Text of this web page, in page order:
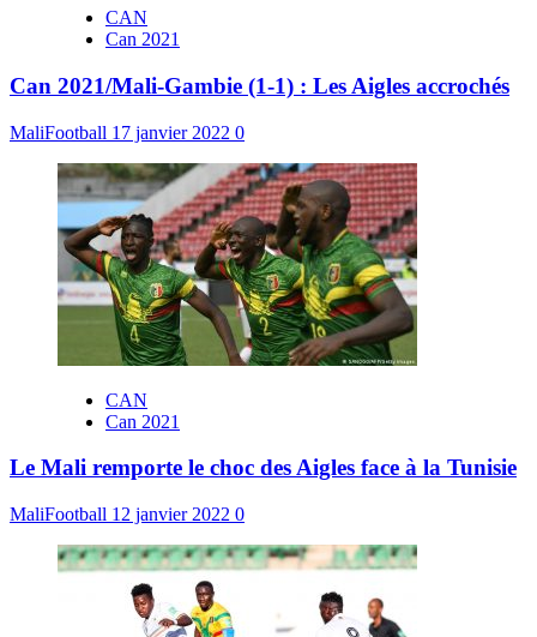
CAN
Can 2021
Can 2021/Mali-Gambie (1-1) : Les Aigles accrochés
MaliFootball 17 janvier 2022 0
CAN
Can 2021
Le Mali remporte le choc des Aigles face à la Tunisie
MaliFootball 12 janvier 2022 0